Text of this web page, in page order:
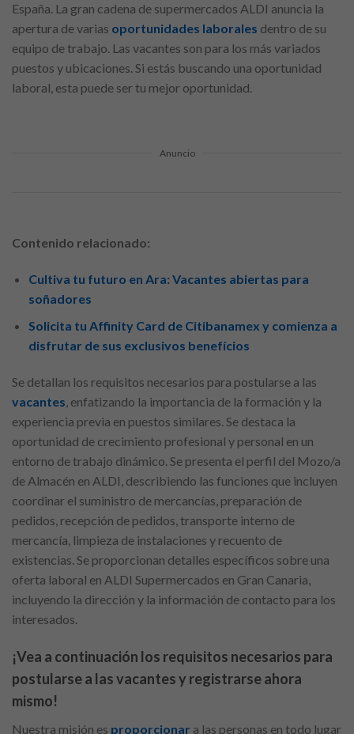
España. La gran cadena de supermercados ALDI anuncia la
apertura de varias oportunidades laborales dentro de su
equipo de trabajo. Las vacantes son para los más variados
puestos y ubicaciones. Si estás buscando una oportunidad
laboral, esta puede ser tu mejor oportunidad.
Anuncio
Contenido relacionado:
Cultiva tu futuro en Ara: Vacantes abiertas para
soñadores
Solicita tu Affinity Card de Citibanamex y comienza a
disfrutar de sus exclusivos benefícios
Se detallan los requisitos necesarios para postularse a las
vacantes, enfatizando la importancia de la formación y la
experiencia previa en puestos similares. Se destaca la
oportunidad de crecimiento profesional y personal en un
entorno de trabajo dinámico. Se presenta el perfil del Mozo/a
de Almacén en ALDI, describiendo las funciones que incluyen
coordinar el suministro de mercancías, preparación de
pedidos, recepción de pedidos, transporte interno de
mercancía, limpieza de instalaciones y recuento de
existencias. Se proporcionan detalles específicos sobre una
oferta laboral en ALDI Supermercados en Gran Canaria,
incluyendo la dirección y la información de contacto para los
interesados.
¡Vea a continuación los requisitos necesarios para
postularse a las vacantes y registrarse ahora
mismo!
Nuestra misión es proporcionar a las personas en todo lugar